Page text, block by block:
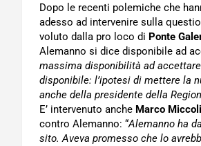
Dopo le recenti polemiche che
adesso ad intervenire sulla
voluto dalla pro loco di Ponte
Alemanno si dice disponibile ad
massima disponibilità ad
disponibile: l’ipotesi di mettere la
anche della presidente della
E’ intervenuto anche Marco Miccoli
contro Alemanno: “Alemanno ha
sito. Aveva promesso che lo